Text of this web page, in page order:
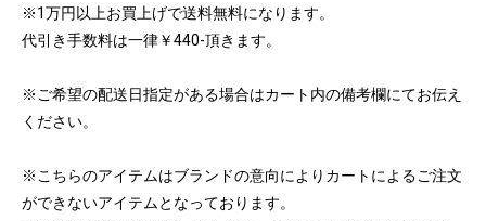
※1万円以上お買上げで送料無料になります。
代引き手数料は一律￥440-頂きます。
※ご希望の配送日指定がある場合はカート内の備考欄にてお伝え
ください。
※こちらのアイテムはブランドの意向によりカートによるご注文
ができないアイテムとなっております。